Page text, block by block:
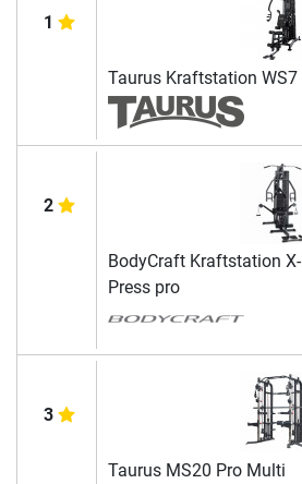
1
Taurus Kraftstation WS7
2
BodyCraft Kraftstation X-
Press pro
3
Taurus MS20 Pro Multi